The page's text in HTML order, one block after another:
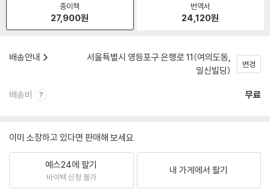
종이책
27,900원
번역서
24,120원
배송안내
서울특별시 영등포구 은행로 11(여의도동,
일신빌딩)
변경
배송비 무료
이미 소장하고 있다면 판매해 보세요.
예스24에 팔기
바이백 신청 불가
내 가게에서 팔기